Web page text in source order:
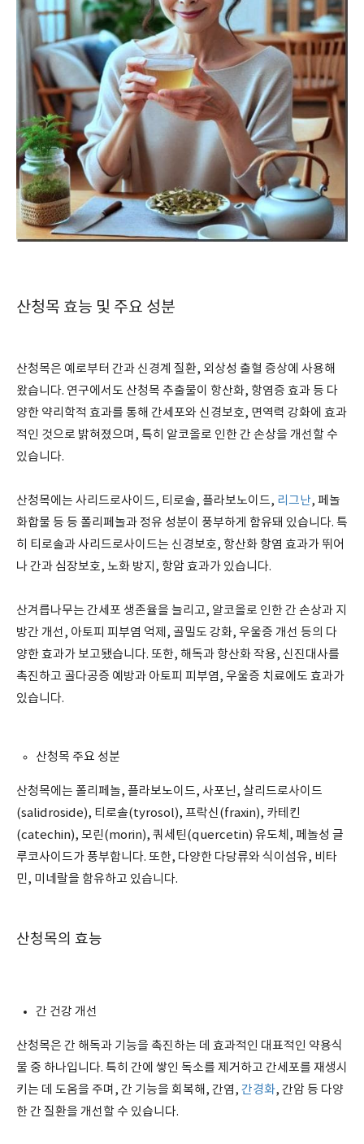
산청목 효능 및 주요 성분
산청목은 예로부터 간과 신경계 질환, 외상성 출혈 증상에 사용해
왔습니다. 연구에서도 산청목 추출물이 항산화, 항염증 효과 등 다
양한 약리학적 효과를 통해 간세포와 신경보호, 면역력 강화에 효과
적인 것으로 밝혀졌으며, 특히 알코올로 인한 간 손상을 개선할 수
있습니다.
산청목에는 사리드로사이드, 티로솔, 플라보노이드, 리그난, 페놀
화합물 등 등 폴리페놀과 정유 성분이 풍부하게 함유돼 있습니다. 특
히 티로솔과 사리드로사이드는 신경보호, 항산화 항염 효과가 뛰어
나 간과 심장보호, 노화 방지, 항암 효과가 있습니다.
산겨릅나무는 간세포 생존율을 늘리고, 알코올로 인한 간 손상과 지
방간 개선, 아토피 피부염 억제, 골밀도 강화, 우울증 개선 등의 다
양한 효과가 보고됐습니다. 또한, 해독과 항산화 작용, 신진대사를
촉진하고 골다공증 예방과 아토피 피부염, 우울증 치료에도 효과가
있습니다.
산청목 주요 성분
산청목에는 폴리페놀, 플라보노이드, 사포닌, 살리드로사이드
(salidroside), 티로솔(tyrosol), 프락신(fraxin), 카테킨
(catechin), 모린(morin), 쿼세틴(quercetin) 유도체, 페놀성 글
루코사이드가 풍부합니다. 또한, 다양한 다당류와 식이섬유, 비타
민, 미네랄을 함유하고 있습니다.
산청목의 효능
간 건강 개선
산청목은 간 해독과 기능을 촉진하는 데 효과적인 대표적인 약용식
물 중 하나입니다. 특히 간에 쌓인 독소를 제거하고 간세포를 재생시
키는 데 도움을 주며, 간 기능을 회복해, 간염, 간경화, 간암 등 다양
한 간 질환을 개선할 수 있습니다.